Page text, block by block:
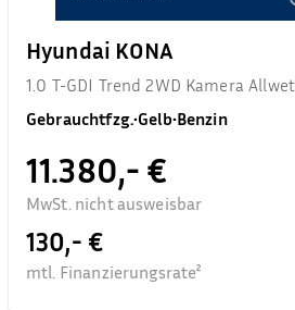
Hyundai KONA
1.0 T-GDI Trend 2WD Kamera
Gebrauchtfzg.•Gelb•Benzin
11.380,- €
MwSt. nicht ausweisbar
130,- €
mtl. Finanzierungsrate²